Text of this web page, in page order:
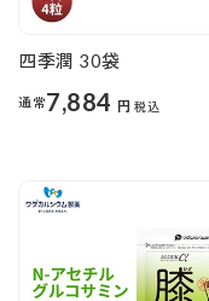
四季潤 30袋
通常7,884 円 税込